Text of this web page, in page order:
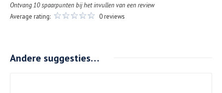
Ontvang 10 spaarpunten bij het invullen van een review
Average rating:
0 reviews
Andere suggesties…